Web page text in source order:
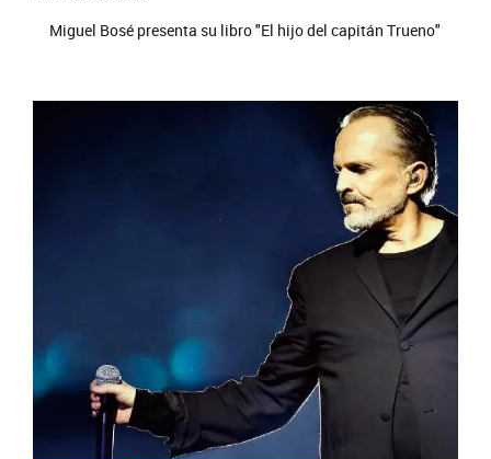
Miguel Bosé presenta su libro "El hijo del capitán Trueno"